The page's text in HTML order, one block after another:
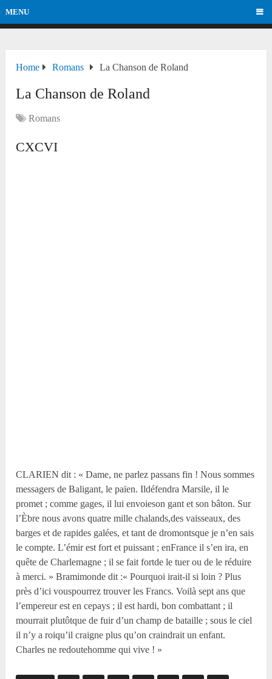
MENU
Home Romans La Chanson de Roland
La Chanson de Roland
Romans
CXCVI
CLARIEN dit : « Dame, ne parlez passans fin ! Nous sommes
messagers de Baligant, le païen. Ildéfendra Marsile, il le
promet ; comme gages, il lui envoieson gant et son bâton. Sur
l’Èbre nous avons quatre mille chalands,des vaisseaux, des
barges et de rapides galées, et tant de dromontsque je n’en sais
le compte. L’émir est fort et puissant ; enFrance il s’en ira, en
quête de Charlemagne ; il se fait fortde le tuer ou de le réduire
à merci. » Bramimonde dit :« Pourquoi irait-il si loin ? Plus
près d’ici vouspourrez trouver les Francs. Voilà sept ans que
l’empereur est en cepays ; il est hardi, bon combattant ; il
mourrait plutôtque de fuir d’un champ de bataille ; sous le ciel
il n’y a roiqu’il craigne plus qu’on craindrait un enfant.
Charles ne redoutehomme qui vive ! »